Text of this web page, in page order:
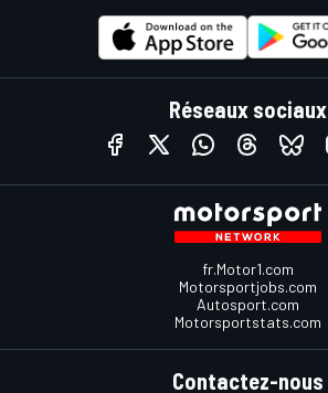
Réseaux sociaux
fr.Motor1.com
Motorsportjobs.com
Autosport.com
Motorsportstats.com
Contactez-nous